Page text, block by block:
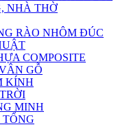
NHÀ THỜ
RÀO NHÔM ĐÚC
COMPOSITE
GỖ
KÍNH
MINH